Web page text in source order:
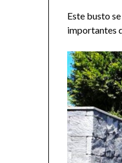
Este busto
importantes